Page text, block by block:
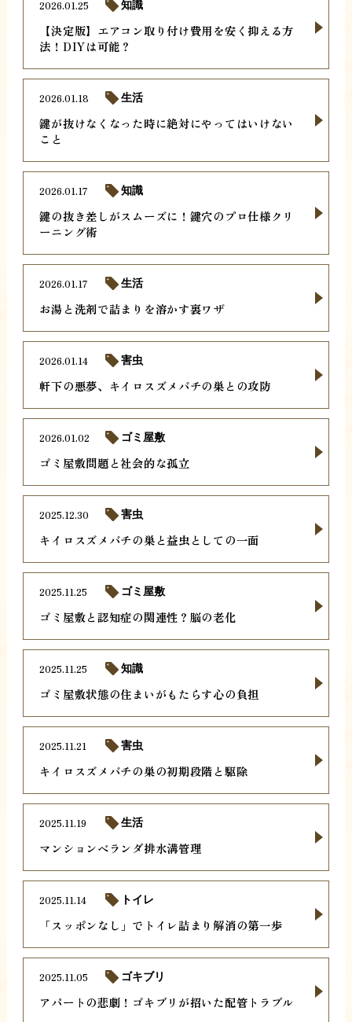
【決定版】エアコン取り付け費用を安く抑える方
法！DIYは可能？
2026.01.25 知識
鍵が抜けなくなった時に絶対にやってはいけない
こと
2026.01.18 生活
鍵の抜き差しがスムーズに！鍵穴のプロ仕様クリ
ーニング術
2026.01.17 知識
お湯と洗剤で詰まりを溶かす裏ワザ
2026.01.17 生活
軒下の悪夢、キイロスズメバチの巣との攻防
2026.01.14 害虫
ゴミ屋敷問題と社会的な孤立
2026.01.02 ゴミ屋敷
キイロスズメバチの巣と益虫としての一面
2025.12.30 害虫
ゴミ屋敷と認知症の関連性？脳の老化
2025.11.25 ゴミ屋敷
ゴミ屋敷状態の住まいがもたらす心の負担
2025.11.25 知識
キイロスズメバチの巣の初期段階と駆除
2025.11.21 害虫
マンションベランダ排水溝管理
2025.11.19 生活
「スッポンなし」でトイレ詰まり解消の第一歩
2025.11.14 トイレ
アパートの悲劇！ゴキブリが招いた配管トラブル
2025.11.05 ゴキブリ